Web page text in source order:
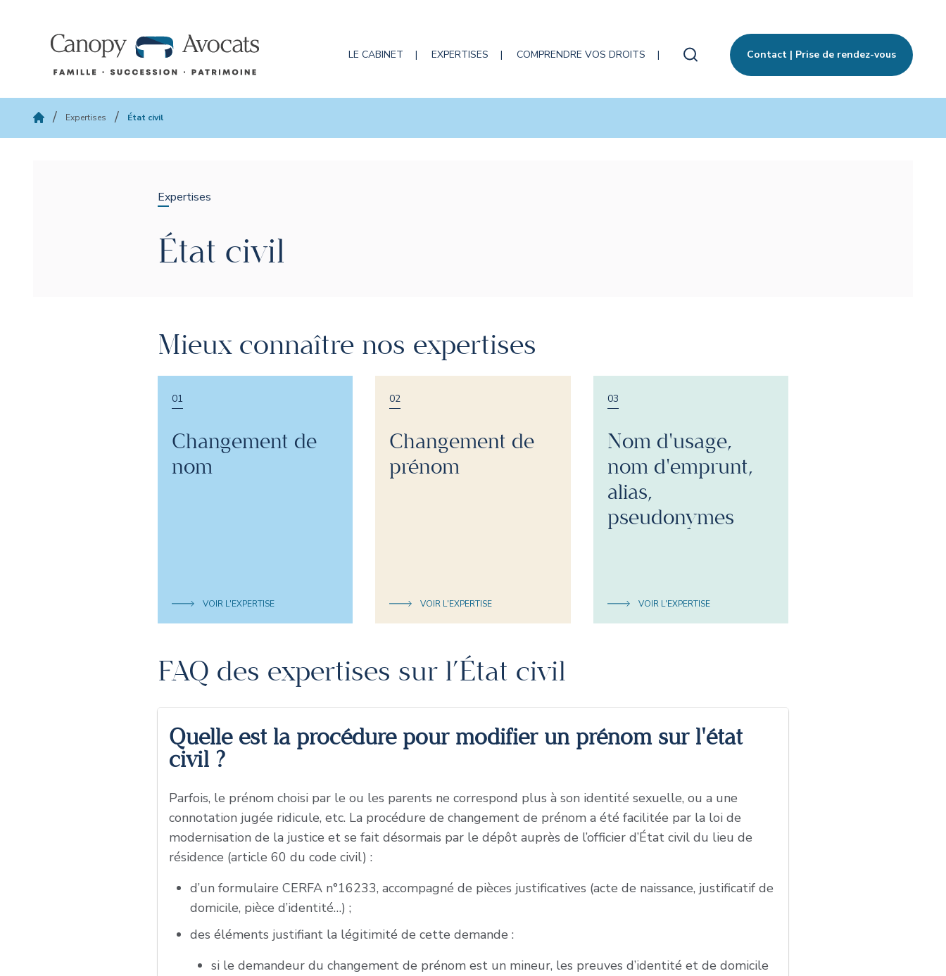
LE CABINET EXPERTISES COMPRENDRE VOS DROITS Rechercher Contact | Prise de rendez-vous
/ Expertises / État civil
Expertises
État civil
Mieux connaître nos expertises
01
Changement de
nom
VOIR L'EXPERTISE
02
Changement de
prénom
VOIR L'EXPERTISE
03
Nom d'usage,
nom d'emprunt,
alias,
pseudonymes
VOIR L'EXPERTISE
FAQ des expertises sur l’État civil
Quelle est la procédure pour modifier un prénom sur l'état
civil ?
Parfois, le prénom choisi par le ou les parents ne correspond plus à son identité sexuelle, ou a une
connotation jugée ridicule, etc. La procédure de changement de prénom a été facilitée par la loi de
modernisation de la justice et se fait désormais par le dépôt auprès de l’officier d’État civil du lieu de
résidence (article 60 du code civil) :
d’un formulaire CERFA n°16233, accompagné de pièces justificatives (acte de naissance, justificatif de
domicile, pièce d’identité…) ;
des éléments justifiant la légitimité de cette demande :
si le demandeur du changement de prénom est un mineur, les preuves d’identité et de domicile